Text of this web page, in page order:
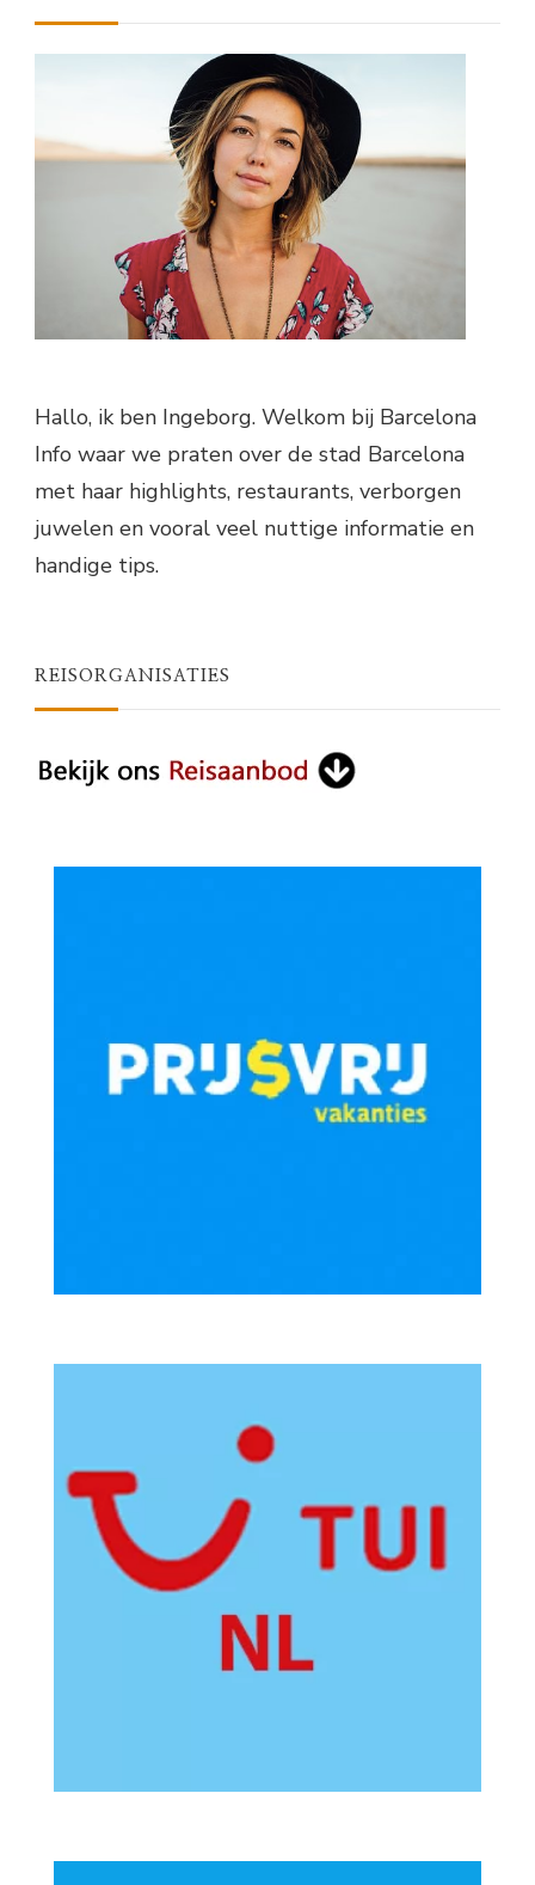
Hallo, ik ben Ingeborg. Welkom bij Barcelona
Info waar we praten over de stad Barcelona
met haar highlights, restaurants, verborgen
juwelen en vooral veel nuttige informatie en
handige tips.
REISORGANISATIES